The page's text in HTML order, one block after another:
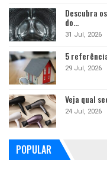
Descubra
do…
31 Jul, 2026
5
29 Jul, 2026
Veja qual
24 Jul, 2026
POPULAR